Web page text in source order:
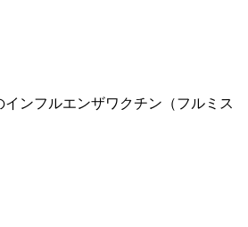
ンフルエンザワクチン（フルミス